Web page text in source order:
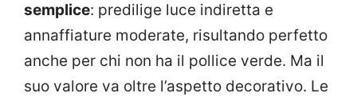
semplice: predilige luce indiretta e
annaffiature moderate, risultando perfetto
anche per chi non ha il pollice verde. Ma il
suo valore va oltre l’aspetto decorativo. Le